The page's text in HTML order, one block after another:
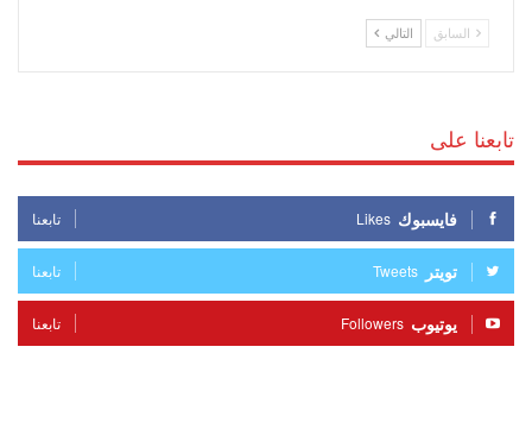
السابق التالي
تابعنا على
فايسبوك Likes تابعنا
تويتر Tweets تابعنا
يوتيوب Followers تابعنا